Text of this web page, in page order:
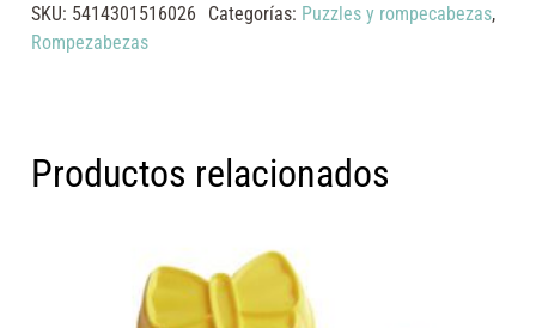
SKU: 5414301516026 Categorías: Puzzles y rompecabezas,
Rompezabezas
Productos relacionados